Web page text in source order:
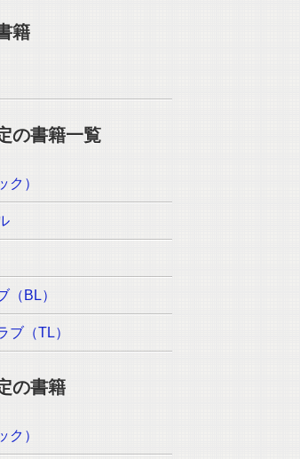
籍
の書籍一覧
ク）
（BL）
ブ（TL）
の書籍
ク）